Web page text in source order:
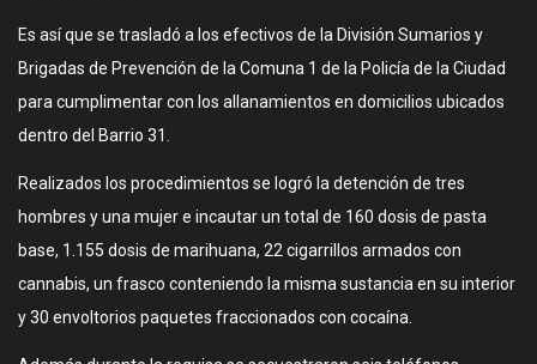
Es así que se trasladó a los efectivos de la División Sumarios y
Brigadas de Prevención de la Comuna 1 de la Policía de la Ciudad
para cumplimentar con los allanamientos en domicilios ubicados
dentro del Barrio 31.
Realizados los procedimientos se logró la detención de tres
hombres y una mujer e incautar un total de 160 dosis de pasta
base, 1.155 dosis de marihuana, 22 cigarrillos armados con
cannabis, un frasco conteniendo la misma sustancia en su interior
y 30 envoltorios paquetes fraccionados con cocaína.